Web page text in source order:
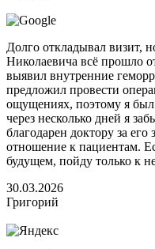
Долго откладывал визит,
Николаевича всё прошло
выявил внутренние
предложил провести
ощущениях, поэтому я
через несколько дней я
благодарен доктору за
отношение к пациентам.
будущем, пойду только к
30.03.2026
Григорий